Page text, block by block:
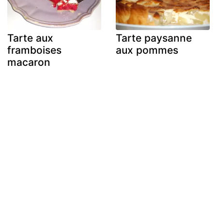
Tarte aux
framboises
macaron
Tarte paysanne
aux pommes